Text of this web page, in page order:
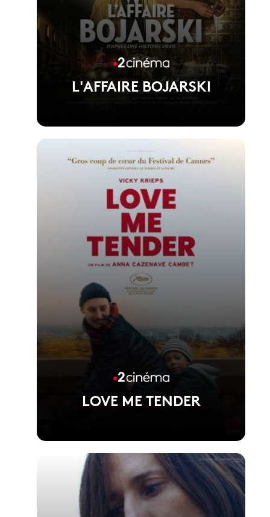
L'AFFAIRE BOJARSKI
Voir la fiche du film
LOVE ME TENDER
Voir la fiche du film